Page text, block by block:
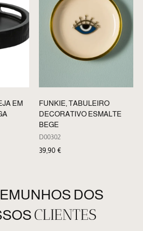
EM
FUNKIE, TABULEIRO
DECORATIVO ESMALTE
BEGE
D00302
39,90 €
DOS
CLIENTES